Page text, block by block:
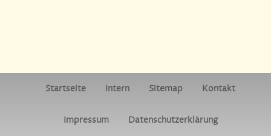
Startseite Intern Sitemap Kontakt
Impressum Datenschutzerklärung